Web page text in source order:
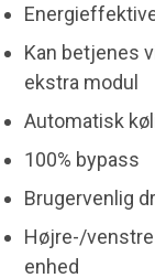
Kan betjenes
ekstra modul
Automatisk
100% bypass
Brugervenlig
Højre-/
enhed